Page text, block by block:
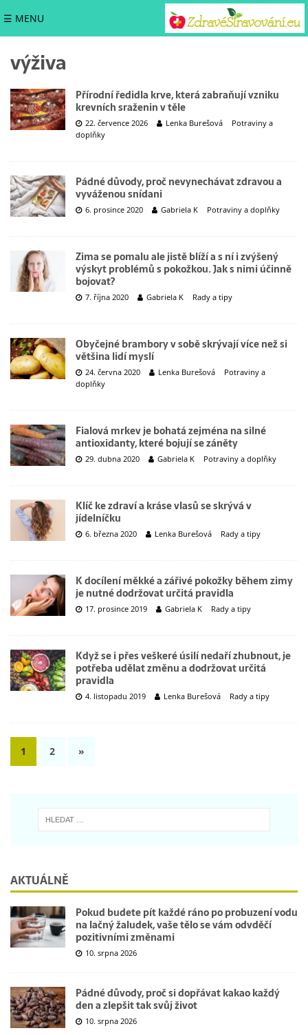
☰ MENU
výživa
Přírodní ředidla krve, která zabraňují vzniku
krevních sraženin v těle
22. července 2026 Lenka Burešová
Potraviny a
doplňky
Pádné důvody, proč nevynechávat zdravou a
vyváženou snídani
6. prosince 2020 Gabriela K Potraviny a doplňky
Zima se pomalu ale jistě blíží a s ní i zvýšený
výskyt problémů s pokožkou. Jak s nimi účinně
bojovat?
7. října 2020 Gabriela K Rady a tipy
Obyčejné brambory v sobě skrývají více než si
většina lidí myslí
24. června 2020 Lenka Burešová
Potraviny a
doplňky
Fialová mrkev je bohatá zejména na silné
antioxidanty, které bojují se záněty
29. dubna 2020 Gabriela K Potraviny a doplňky
Klíč ke zdraví a kráse vlasů se skrývá v
jídelníčku
6. března 2020 Lenka Burešová Rady a tipy
K docílení měkké a zářivé pokožky během zimy
je nutné dodržovat určitá pravidla
17. prosince 2019 Gabriela K Rady a tipy
Když se i přes veškeré úsilí nedaří zhubnout, je
potřeba udělat změnu a dodržovat určitá
pravidla
4. listopadu 2019 Lenka Burešová Rady a tipy
1 2 »
AKTUÁLNĚ
Pokud budete pít každé ráno po probuzení vodu
na lačný žaludek, vaše tělo se vám odvděčí
pozitivními změnami
10. srpna 2026
Pádné důvody, proč si dopřávat kakao každý
den a zlepšit tak svůj život
10. srpna 2026